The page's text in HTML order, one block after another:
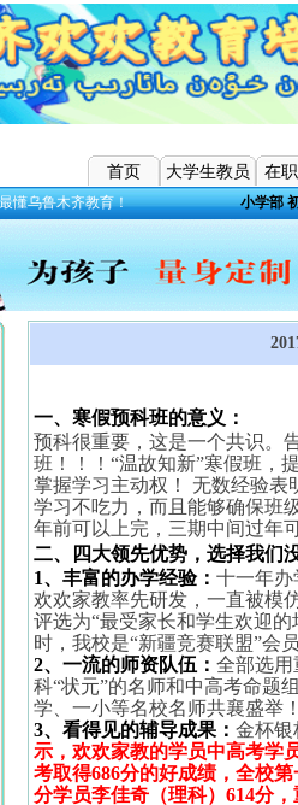
首页 大学生教员 在
懂乌鲁木齐教育！ 小学部
一、寒假预科班的意义：
预科很重要，这是一个共识。
班！！！“温故知新”寒假班，
掌握学习主动权！
无数经验表
学习不吃力，而且能够确保班
年前可以上完，三期中间过年
二、四大领先优势，选择我
1、丰富的办学经验： 十一年办
欢欢家教率先研发，一直被模
评选为“最受家长和学生欢迎
时，我校是“新疆竞赛联盟”会
2、一流的师资队伍： 全部选用
科“状元”的名师和中高考命题
学、一小等名校名师共襄盛举
3、看得见的辅导成果： 金杯银
示，欢欢家教的学员中高考学
考取得686分的好成绩，全校
分学员李佳奇（理科） 614分，